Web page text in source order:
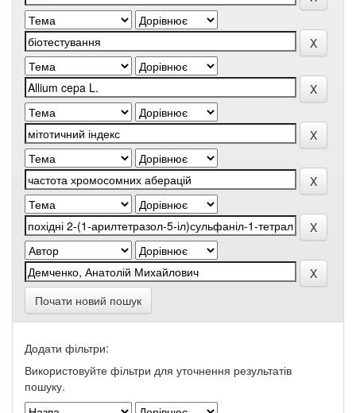
Почати новий пошук
Додати фільтри:
Використовуйте фільтри для уточнення результатів
пошуку.